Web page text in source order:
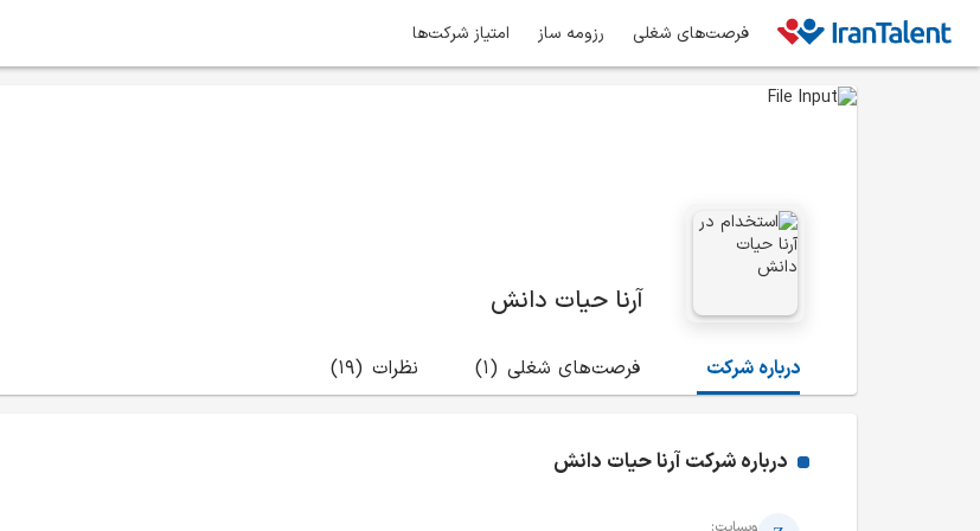
فرصت‌های شغلی رزومه ساز امتیاز شرکت‌ها
آرنا حیات دانش
درباره شرکت (1) فرصت‌های شغلی (19) نظرات
درباره شرکتآرنا حیات دانش